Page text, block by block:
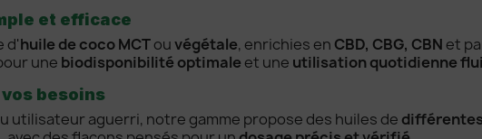
et efficace
d'huile de coco MCTouvégétale, enrichies en CBD, CBG, CBN et
une biodisponibilité optimale et une utilisation quotidienne
besoins
utilisateur aguerri, notre gamme propose des huiles de